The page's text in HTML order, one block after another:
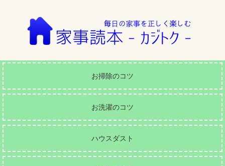
お掃除のコツ
お洗濯のコツ
ハウスダスト